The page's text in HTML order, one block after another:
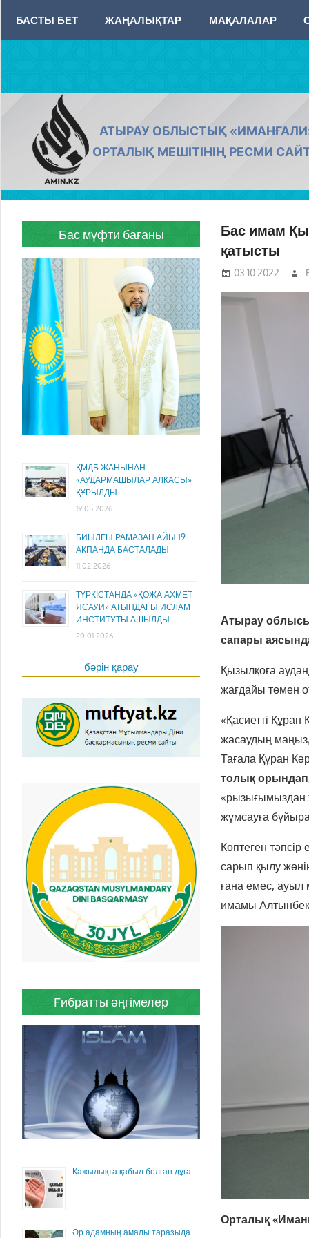
content
БАСТЫ БЕТ ЖАҢАЛЫҚТАР МАҚАЛАЛАР
AMIN.KZ
АТЫРАУ ОБЛЫСТЫҚ
ОРТАЛЫҚ МЕШІТІНІҢ РЕСМИ
Бас имам
қатысты
03.10.2022
Атырау
сапары
Қызылқоға
жағдайы төмен
«Қасиетті
жасаудың
Тағала Құран
толық
«рызығымыздан
жұмсауға
Көптеген
сарып қылу
ғана емес, ауыл
имамы
Орталық
Бас мүфти бағаны
ҚМДБ ЖАНЫНАН
«АУДАРМАШЫЛАР АЛҚАСЫ»
ҚҰРЫЛДЫ
19.05.2026
БИЫЛҒЫ РАМАЗАН АЙЫ 19
АҚПАНДА БАСТАЛАДЫ
11.02.2026
ТҮРКІСТАНДА «ҚОЖА АХМЕТ
ЯСАУИ» АТЫНДАҒЫ ИСЛАМ
ИНСТИТУТЫ АШЫЛДЫ
20.01.2026
бәрін қарау
Ғибратты әңгімелер
Қажылықта қабыл болған дұға
Әр адамның амалы таразыда